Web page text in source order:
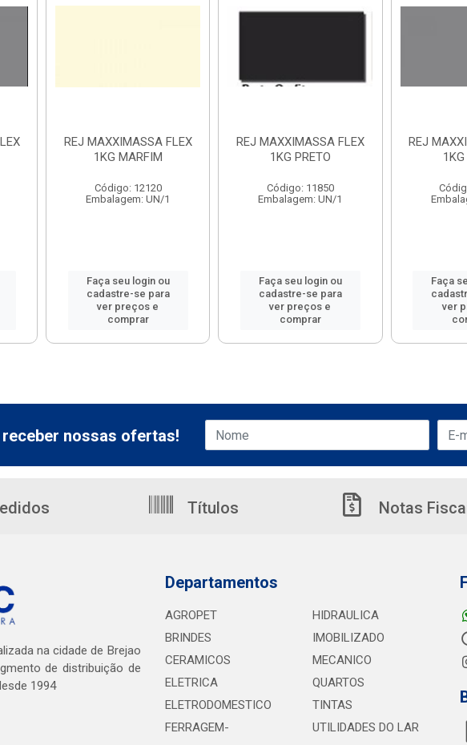
REJ MAXXIMASSA FLEX
1KG MARFIM
Código: 12120
Embalagem: UN/1
Faça seu login ou
cadastre-se para
ver preços e
comprar
REJ MAXXIMASSA FLEX
1KG PRETO
Código: 11850
Embalagem: UN/1
Faça seu login ou
cadastre-se para
ver preços e
comprar
REJ
Faça
ver
nossas ofertas!
Títulos Notas
na cidade de Brejao
de distribuição de
1994
Departamentos
AGROPET
BRINDES
CERAMICOS
ELETRICA
ELETRODOMESTICO
FERRAGEM-
HIDRAULICA
IMOBILIZADO
MECANICO
QUARTOS
TINTAS
UTILIDADES DO LAR